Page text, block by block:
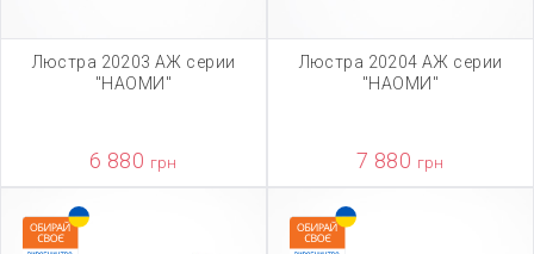
Люстра 20203 АЖ серии
"НАОМИ"
6 880 грн
Люстра 20204 АЖ серии
"НАОМИ"
7 880 грн